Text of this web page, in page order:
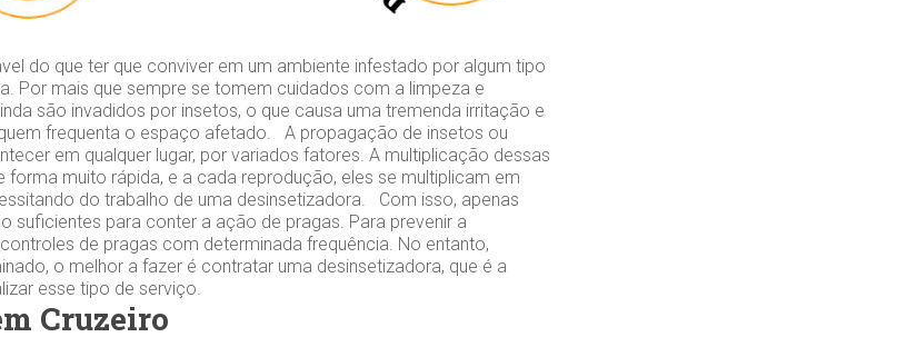
do que ter que conviver em um ambiente infestado por algum tipo
Por mais que sempre se tomem cuidados com a limpeza e
são invadidos por insetos, o que causa uma tremenda irritação e
frequenta o espaço afetado. A propagação de insetos ou
em qualquer lugar, por variados fatores. A multiplicação dessas
muito rápida, e a cada reprodução, eles se multiplicam em
do trabalho de uma desinsetizadora. Com isso, apenas
suficientes para conter a ação de pragas. Para prevenir a
de pragas com determinada frequência. No entanto,
o melhor a fazer é contratar uma desinsetizadora, que é a
esse tipo de serviço.
Cruzeiro